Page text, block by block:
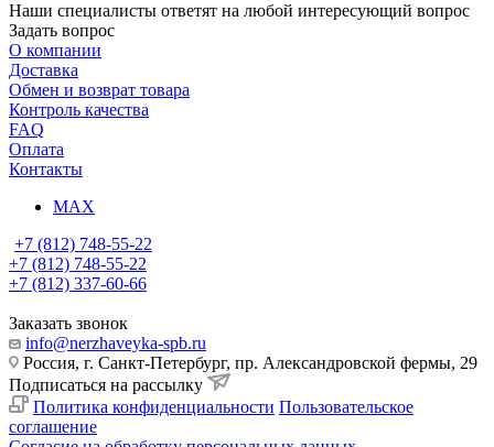
Наши специалисты ответят на любой интересующий вопрос
Задать вопрос
О компании
Доставка
Обмен и возврат товара
Контроль качества
FAQ
Оплата
Контакты
MAX
+7 (812) 748-55-22
+7 (812) 748-55-22
+7 (812) 337-60-66
Заказать звонок
info@nerzhaveyka-spb.ru
Россия, г. Санкт-Петербург, пр. Александровской фермы, 29
Подписаться на рассылку
Политика конфиденциальности Пользовательское
соглашение